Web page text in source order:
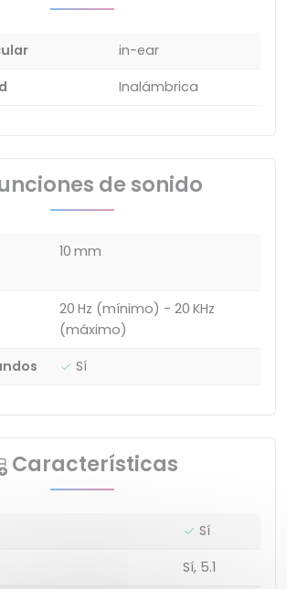
in-ear
Inalámbrica
de sonido
10 mm
20 Hz (mínimo) - 20 KHz
(máximo)
Sí
Características
Sí
Sí, 5.1